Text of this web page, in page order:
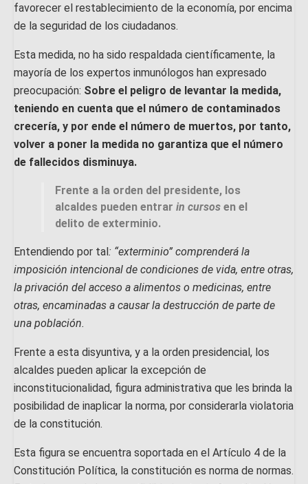
favorecer el restablecimiento de la economía, por encima
de la seguridad de los ciudadanos.
Esta medida, no ha sido respaldada científicamente, la
mayoría de los expertos inmunólogos han expresado
preocupación: Sobre el peligro de levantar la medida,
teniendo en cuenta que el número de contaminados
crecería, y por ende el número de muertos, por tanto,
volver a poner la medida no garantiza que el número
de fallecidos disminuya.
Frente a la orden del presidente, los
alcaldes pueden entrar in cursos en el
delito de exterminio.
Entendiendo por tal: “exterminio” comprenderá la
imposición intencional de condiciones de vida, entre otras,
la privación del acceso a alimentos o medicinas, entre
otras, encaminadas a causar la destrucción de parte de
una población.
Frente a esta disyuntiva, y a la orden presidencial, los
alcaldes pueden aplicar la excepción de
inconstitucionalidad, figura administrativa que les brinda la
posibilidad de inaplicar la norma, por considerarla violatoria
de la constitución.
Esta figura se encuentra soportada en el Artículo 4 de la
Constitución Política, la constitución es norma de normas.